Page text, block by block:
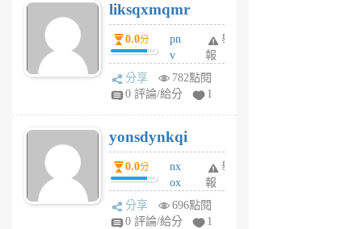
6
個
月
前
liksqxmqmr
0.0分
pn
v
wt
sv
6
個
月
前
舉
報
分享
782點閱
0 評論/給分
1
yonsdynkqi
0.0分
nx
ox
rh
pe
舉
報
分享
696點閱
0 評論/給分
1